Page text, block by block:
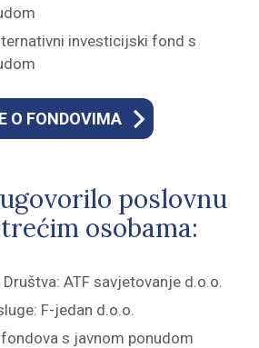
investicijski fond s
O FONDOVIMA
poslovnu
osobama:
ATF savjetovanje d.o.o.
F-jedan d.o.o.
s javnom ponudom